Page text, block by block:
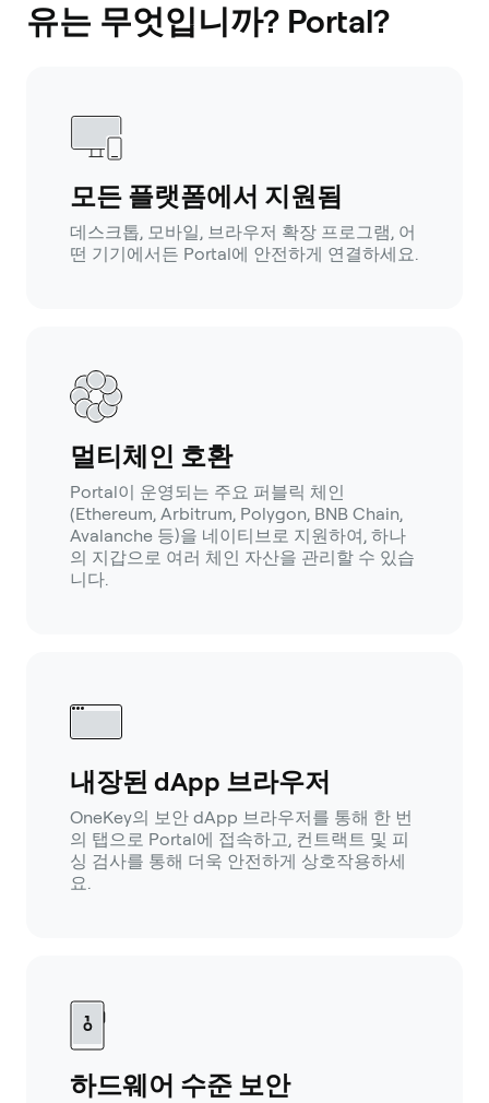
유는 무엇입니까? Portal?
모든 플랫폼에서 지원됨
데스크톱, 모바일, 브라우저 확장 프로그램, 어
떤 기기에서든 Portal에 안전하게 연결하세요.
멀티체인 호환
Portal이 운영되는 주요 퍼블릭 체인
(Ethereum, Arbitrum, Polygon, BNB Chain,
Avalanche 등)을 네이티브로 지원하여, 하나
의 지갑으로 여러 체인 자산을 관리할 수 있습
니다.
내장된 dApp 브라우저
OneKey의 보안 dApp 브라우저를 통해 한 번
의 탭으로 Portal에 접속하고, 컨트랙트 및 피
싱 검사를 통해 더욱 안전하게 상호작용하세
요.
하드웨어 수준 보안